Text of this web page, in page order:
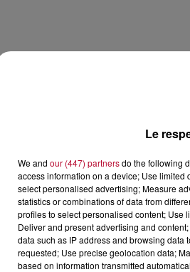
Le
We and our (447) partnersdo the following
access information on a device; Use
select personalised advertising; Measure
statistics or combinations of data from
profiles to select personalised content; Use
Deliver and present advertising and
data such as IP address and browsing
requested; Use precise geolocation data;
based on information transmitted